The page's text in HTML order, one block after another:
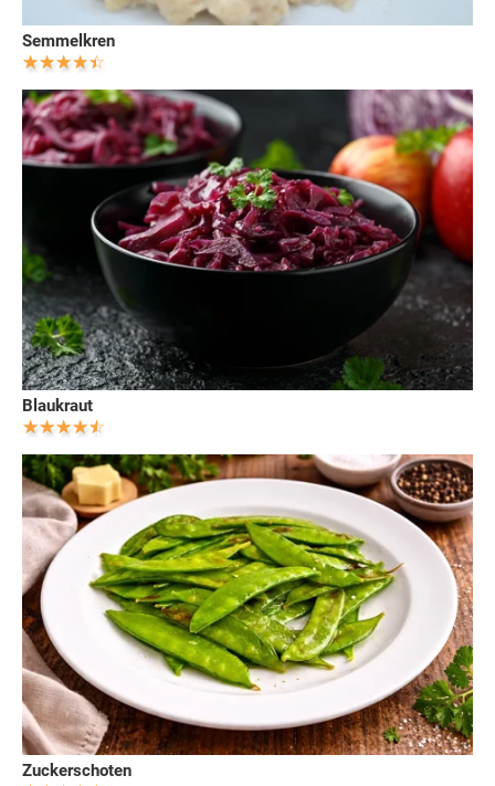
Semmelkren
Blaukraut
Zuckerschoten